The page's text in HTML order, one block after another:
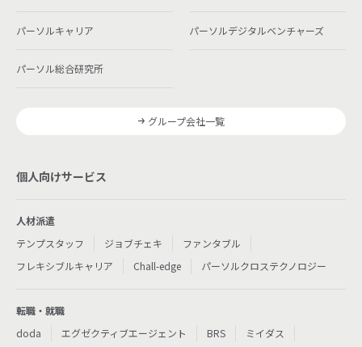
パーソルキャリア パーソルデジタルベンチャーズ
パーソル総合研究所
グループ会社一覧
個人向けサービス
人材派遣
テンプスタッフ
ジョブチェキ
ファンタブル
フレキシブルキャリア
Chall-edge パーソルクロステクノロジー
転職・就職
doda
エグゼクティブエージェント BRS
ミイダス